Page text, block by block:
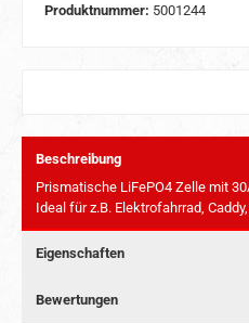
Produktnummer: 5001244
Beschreibung
Prismatische LiFePO4 Zelle mit
Ideal für z.B. Elektrofahrrad,
Eigenschaften
Bewertungen